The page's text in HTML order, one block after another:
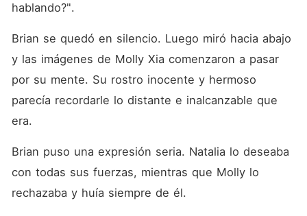
hablando?".
Brian se quedó en silencio. Luego miró hacia abajo
y las imágenes de Molly Xia comenzaron a pasar
por su mente. Su rostro inocente y hermoso
parecía recordarle lo distante e inalcanzable que
era.
Brian puso una expresión seria. Natalia lo deseaba
con todas sus fuerzas, mientras que Molly lo
rechazaba y huía siempre de él.